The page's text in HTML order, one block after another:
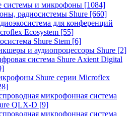
и микрофоны [1084]
радиосистемы Shure [660]
для конференций
Ecosystem [55]
Shure Stem [6]
и аудиопроцессоры Shure [2]
система Shure Axient Digital
Shure серии Microflex
микрофонная система
QLX-D [9]
микрофонная система